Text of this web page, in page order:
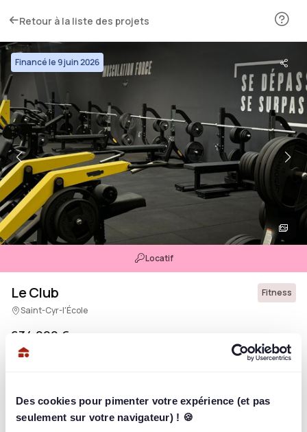
Des cookies pour pimenter votre expérience (et pas
seulement sur votre navigateur) ! 🍪
Retour à la liste des projets
Financé le 9 juin 2026
Locatif
Le Club
Fitness
Saint-Cyr-l'École
634 000 €
100%
Rendement reversé
6,10% / an